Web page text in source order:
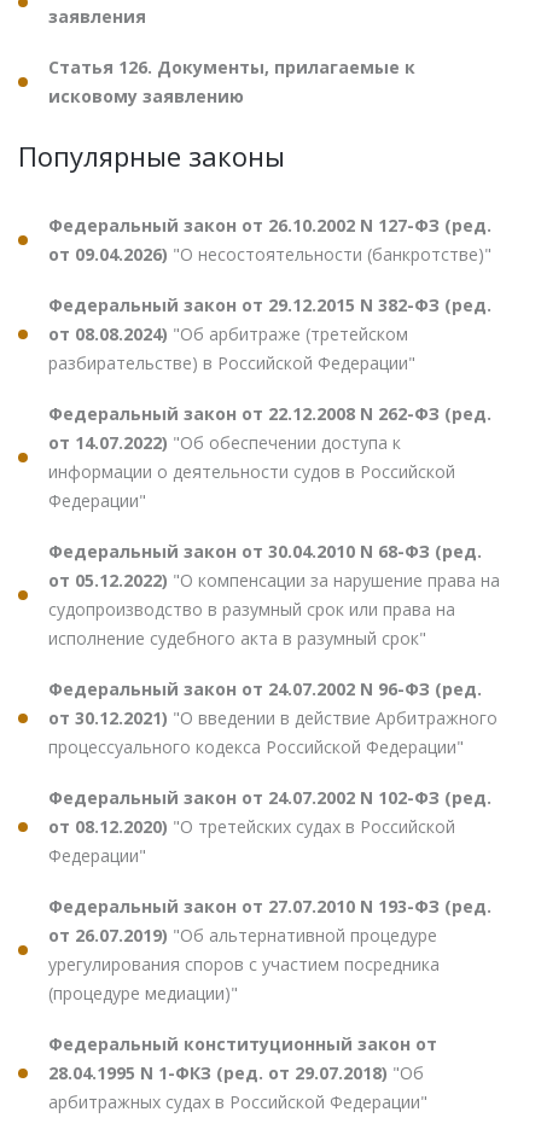
заявления
Статья 126. Документы, прилагаемые к
исковому заявлению
Популярные законы
Федеральный закон от 26.10.2002 N 127-ФЗ (ред.
от 09.04.2026) "О несостоятельности (банкротстве)"
Федеральный закон от 29.12.2015 N 382-ФЗ (ред.
от 08.08.2024) "Об арбитраже (третейском
разбирательстве) в Российской Федерации"
Федеральный закон от 22.12.2008 N 262-ФЗ (ред.
от 14.07.2022) "Об обеспечении доступа к
информации о деятельности судов в Российской
Федерации"
Федеральный закон от 30.04.2010 N 68-ФЗ (ред.
от 05.12.2022) "О компенсации за нарушение права на
судопроизводство в разумный срок или права на
исполнение судебного акта в разумный срок"
Федеральный закон от 24.07.2002 N 96-ФЗ (ред.
от 30.12.2021) "О введении в действие Арбитражного
процессуального кодекса Российской Федерации"
Федеральный закон от 24.07.2002 N 102-ФЗ (ред.
от 08.12.2020) "О третейских судах в Российской
Федерации"
Федеральный закон от 27.07.2010 N 193-ФЗ (ред.
от 26.07.2019) "Об альтернативной процедуре
урегулирования споров с участием посредника
(процедуре медиации)"
Федеральный конституционный закон от
28.04.1995 N 1-ФКЗ (ред. от 29.07.2018) "Об
арбитражных судах в Российской Федерации"